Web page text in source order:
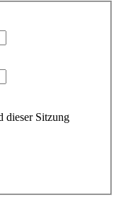
dieser Sitzung